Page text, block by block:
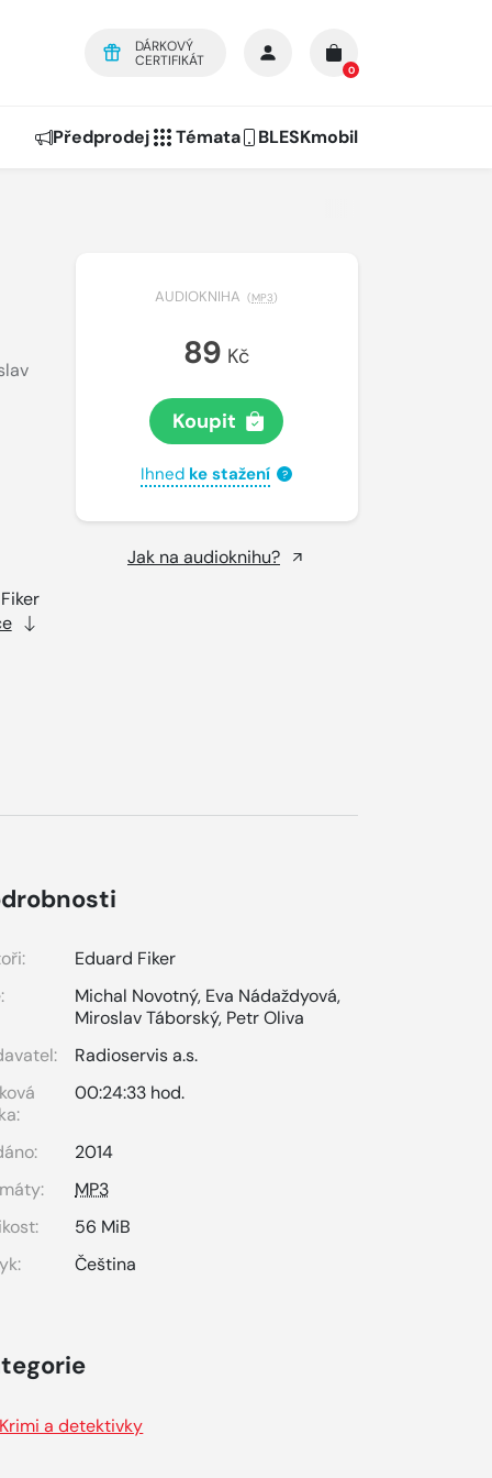
DÁRKOVÝ
CERTIFIKÁT
0
Předprodej Témata BLESKmobil
AUDIOKNIHA (MP3)
89 Kč
Koupit
Ihned ke stažení ?
Jak na audioknihu?
Eduard Fiker
Michal Novotný, Eva Nádaždyová,
Miroslav Táborský, Petr Oliva
Radioservis a.s.
00:24:33 hod.
2014
MP3
56 MiB
Čeština
Krimi a detektivky